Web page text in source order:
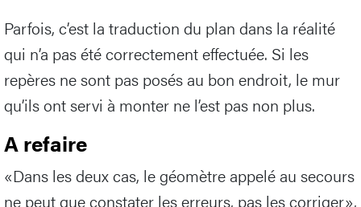
Parfois, c’est la traduction du plan dans la réalité
qui n’a pas été correctement effectuée. Si les
repères ne sont pas posés au bon endroit, le mur
qu’ils ont servi à monter ne l’est pas non plus.
A refaire
«Dans les deux cas, le géomètre appelé au secours
ne peut que constater les erreurs, pas les corriger»,